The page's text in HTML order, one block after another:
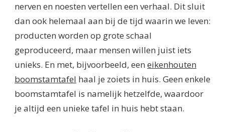
nerven en noesten vertellen een verhaal. Dit sluit
dan ook helemaal aan bij de tijd waarin we leven:
producten worden op grote schaal
geproduceerd, maar mensen willen juist iets
unieks. En met, bijvoorbeeld, een eikenhouten
boomstamtafel haal je zoiets in huis. Geen enkele
boomstamtafel is namelijk hetzelfde, waardoor
je altijd een unieke tafel in huis hebt staan.